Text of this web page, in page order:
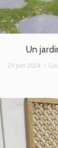
Un
29 juin 2024